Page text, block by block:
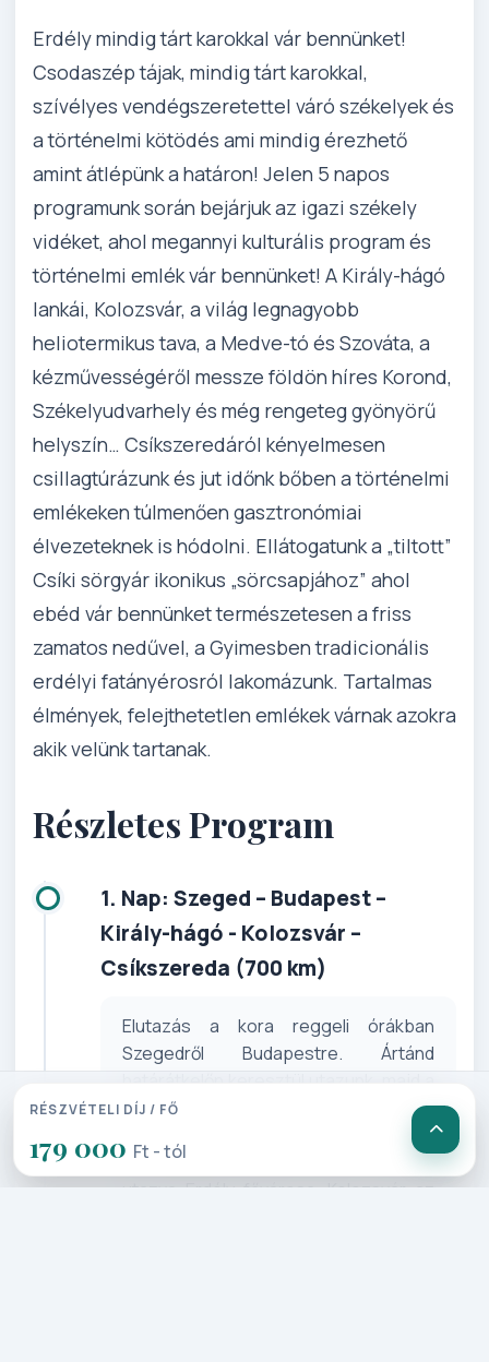
Erdély mindig tárt karokkal vár bennünket!
Csodaszép tájak, mindig tárt karokkal,
szívélyes vendégszeretettel váró székelyek és
a történelmi kötödés ami mindig érezhető
amint átlépünk a határon! Jelen 5 napos
programunk során bejárjuk az igazi székely
vidéket, ahol megannyi kulturális program és
történelmi emlék vár bennünket! A Király-hágó
lankái, Kolozsvár, a világ legnagyobb
heliotermikus tava, a Medve-tó és Szováta, a
kézművességéről messze földön híres Korond,
Székelyudvarhely és még rengeteg gyönyörű
helyszín… Csíkszeredáról kényelmesen
csillagtúrázunk és jut időnk bőben a történelmi
emlékeken túlmenően gasztronómiai
élvezeteknek is hódolni. Ellátogatunk a „tiltott”
Csíki sörgyár ikonikus „sörcsapjához” ahol
ebéd vár bennünket természetesen a friss
zamatos nedűvel, a Gyimesben tradicionális
erdélyi fatányérosról lakomázunk. Tartalmas
élmények, felejthetetlen emlékek várnak azokra
akik velünk tartanak.
Részletes Program
1. Nap: Szeged – Budapest –
Király-hágó - Kolozsvár –
Csíkszereda (700 km)
Elutazás a kora reggeli órákban
Szegedről Budapestre. Ártánd
határátkelőn keresztül utazunk, majd a
Király-hágón szünetet tartunk, ahol
betekintünk az Erdélyi sziget
Érchegység csúcsai közé! Tovább
utazva Erdély fővárosa, Kolozsvár az
RÉSZVÉTELI DÍJ / FŐ
179 000 Ft - tól